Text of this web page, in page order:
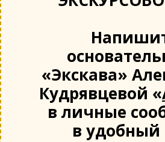
«Экскава»
Кудрявцевой «
в личные
в удобный